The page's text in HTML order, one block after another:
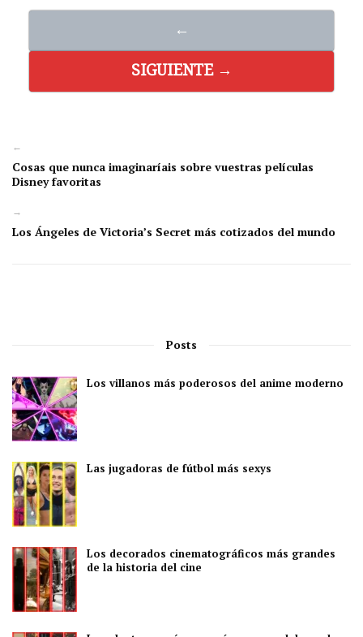
←
SIGUIENTE →
←
Cosas que nunca imaginaríais sobre vuestras películas
Disney favoritas
→
Los Ángeles de Victoria’s Secret más cotizados del mundo
Posts
Los villanos más poderosos del anime moderno
Las jugadoras de fútbol más sexys
Los decorados cinematográficos más grandes
de la historia del cine